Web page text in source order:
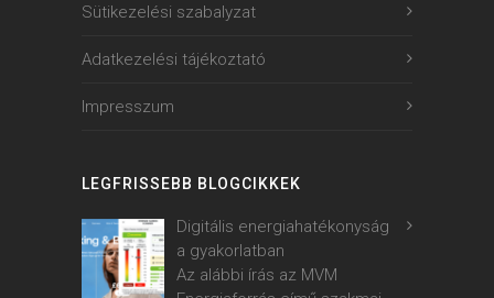
Sütikezelési szabalyzat
Adatkezelési tájékoztató
Impresszum
LEGFRISSEBB BLOGCIKKEK
Digitális energiahatékonyság
a gyakorlatban
Az alábbi írás az MVM